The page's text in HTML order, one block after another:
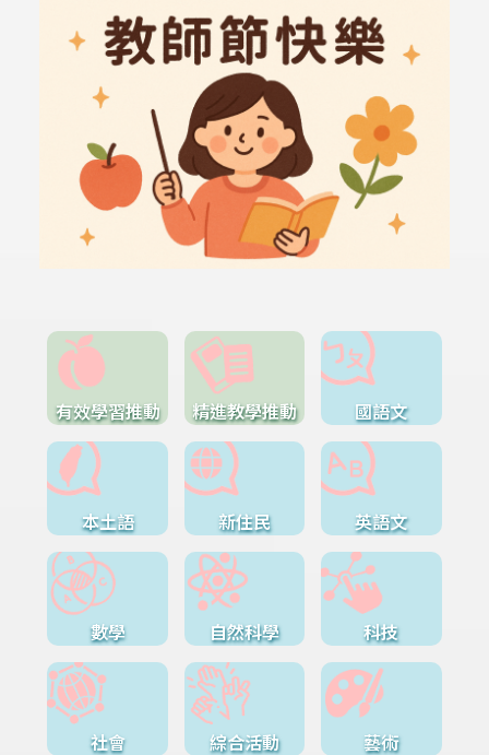
有效學習推動 精進教學推動 國語文
本土語 新住民 英語文
數學 自然科學 科技
社會 綜合活動 藝術